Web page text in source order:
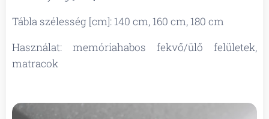
Tábla szélesség [cm]: 140 cm, 160 cm, 180 cm
Használat: memóriahabos fekvő/ülő felületek,
matracok